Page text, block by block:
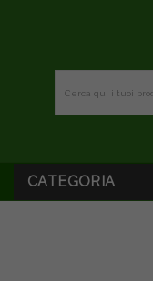
CATEGORIA